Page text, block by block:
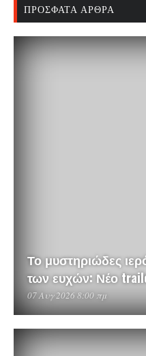
ΠΡΌΣΦΑΤΑ ΆΡΘΡΑ
Το μυστηριώδες
των ευχών: Νέο
07 Αυγ 2026 8:00 πμ